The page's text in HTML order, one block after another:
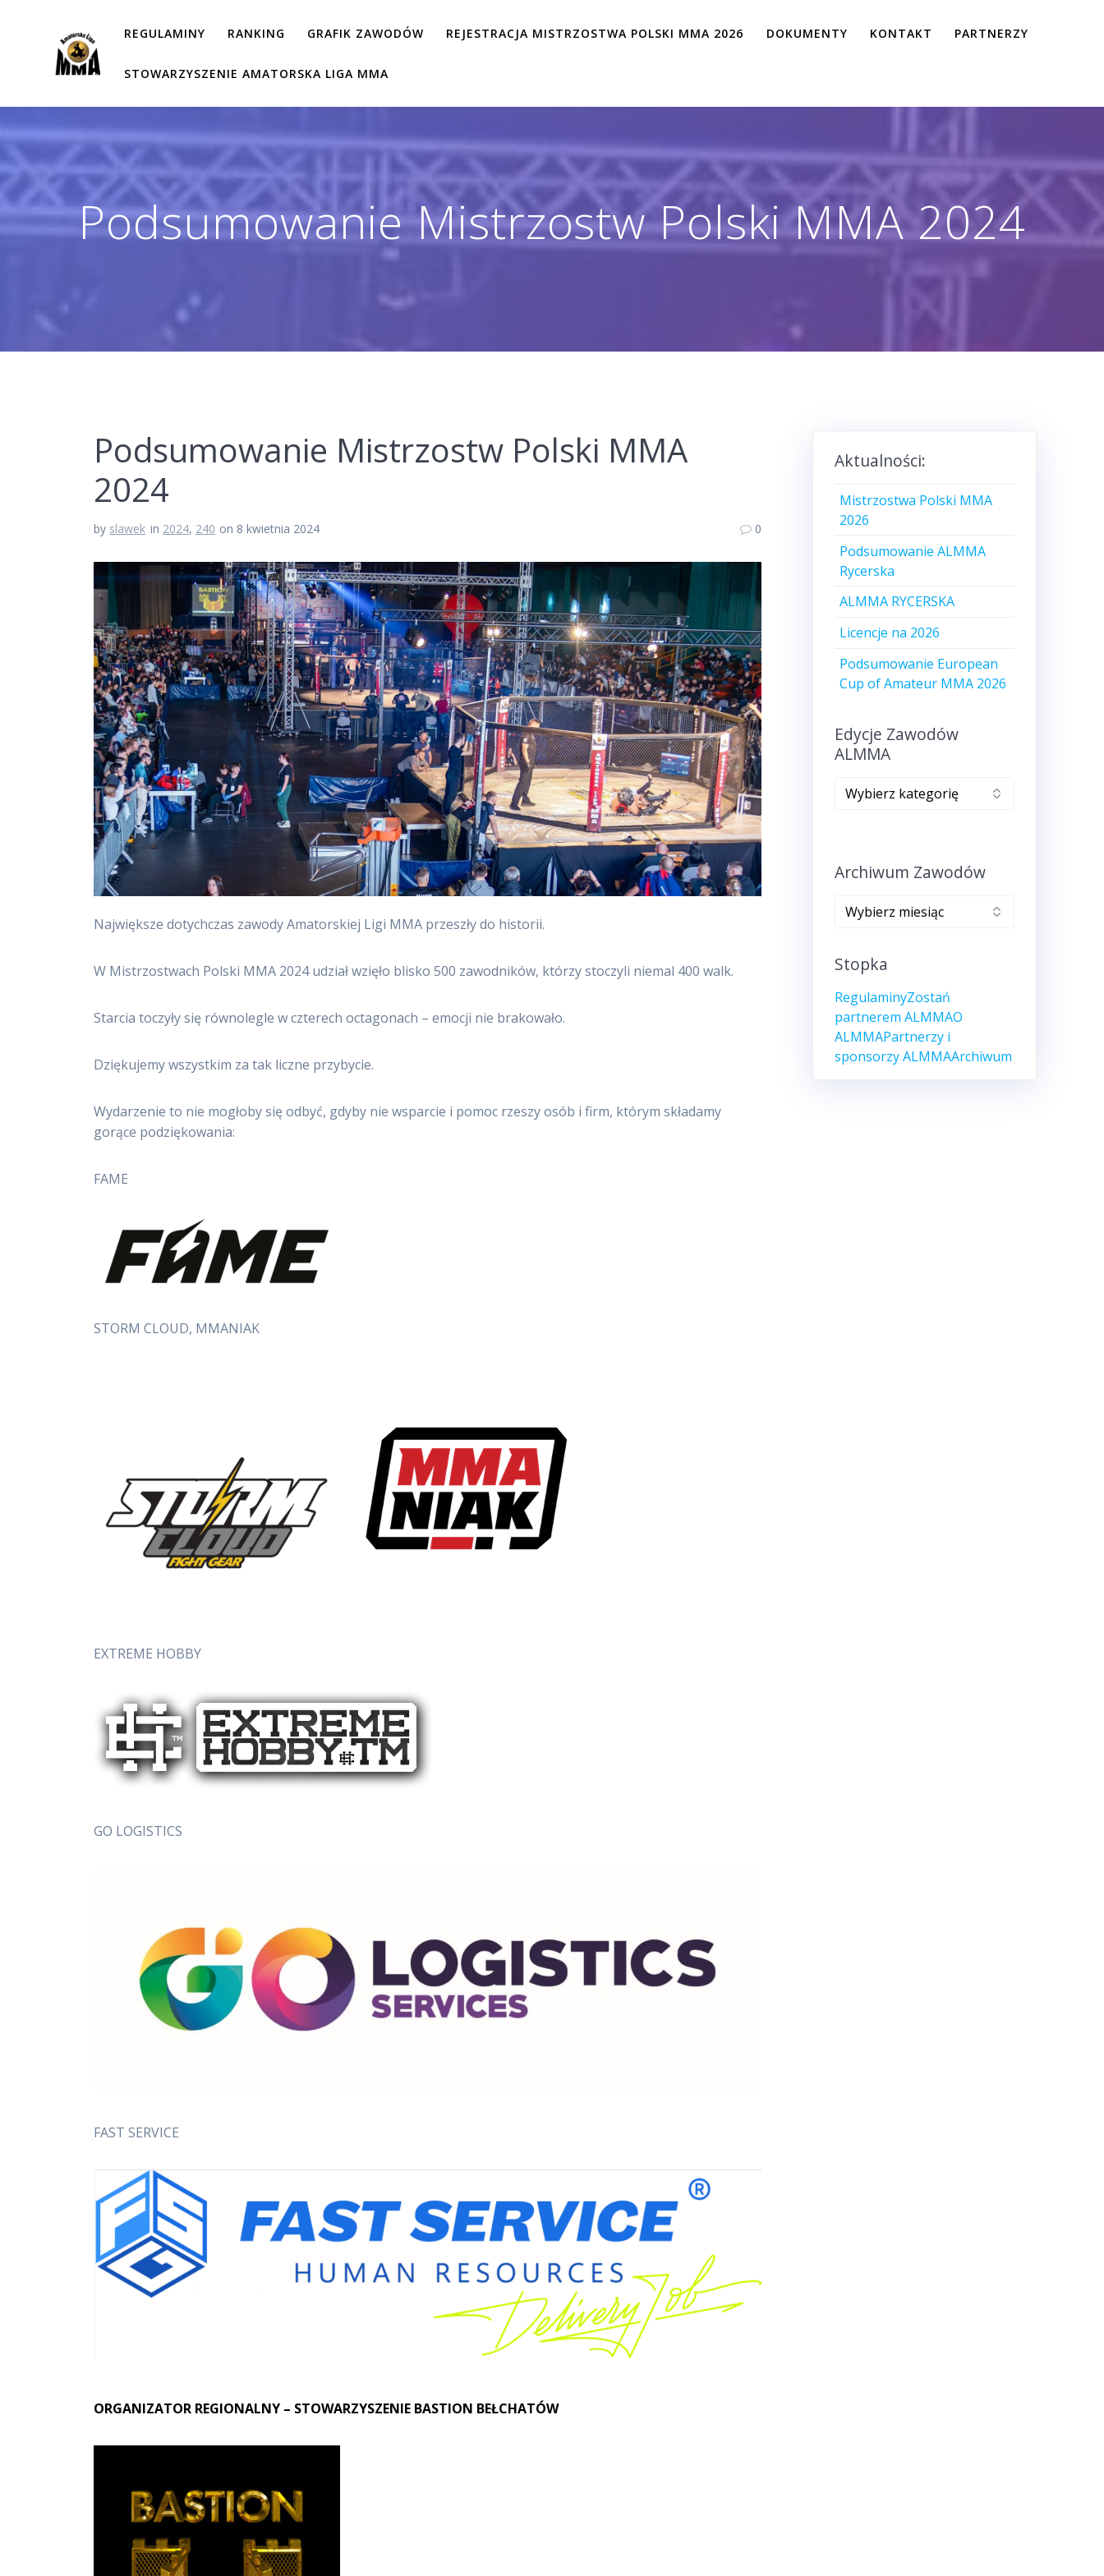
REGULAMINY RANKING GRAFIK ZAWODÓW REJESTRACJA MISTRZOSTWA POLSKI MMA 2026 DOKUMENTY KONTAKT PARTNERZY
STOWARZYSZENIE AMATORSKA LIGA MMA
Podsumowanie Mistrzostw Polski MMA 2024
Podsumowanie Mistrzostw Polski MMA
2024
by slawek in 2024, 240 on 8 kwietnia 2024 0
Największe dotychczas zawody Amatorskiej Ligi MMA przeszły do historii.
W Mistrzostwach Polski MMA 2024 udział wzięło blisko 500 zawodników, którzy stoczyli niemal 400 walk.
Starcia toczyły się równolegle w czterech octagonach – emocji nie brakowało.
Dziękujemy wszystkim za tak liczne przybycie.
Wydarzenie to nie mogłoby się odbyć, gdyby nie wsparcie i pomoc rzeszy osób i firm, którym składamy
gorące podziękowania:
FAME
STORM CLOUD, MMANIAK
EXTREME HOBBY
GO LOGISTICS
FAST SERVICE
ORGANIZATOR REGIONALNY – STOWARZYSZENIE BASTION BEŁCHATÓW
Aktualności:
Mistrzostwa Polski MMA
2026
Podsumowanie ALMMA
Rycerska
ALMMA RYCERSKA
Licencje na 2026
Podsumowanie European
Cup of Amateur MMA 2026
Edycje Zawodów
ALMMA
Edycje
zawodów
Archiwum Zawodów
Archiwum
zawodów
Stopka
RegulaminyZostań
partnerem ALMMAO
ALMMAPartnerzy i
sponsorzy ALMMAArchiwum